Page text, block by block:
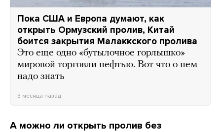
Пока США и Европа думают, как
открыть Ормузский пролив, Китай
боится закрытия Малаккского пролива
Это еще одно «бутылочное горлышко»
мировой торговли нефтью. Вот что о нем
надо знать
3 месяца назад
А можно ли открыть пролив без